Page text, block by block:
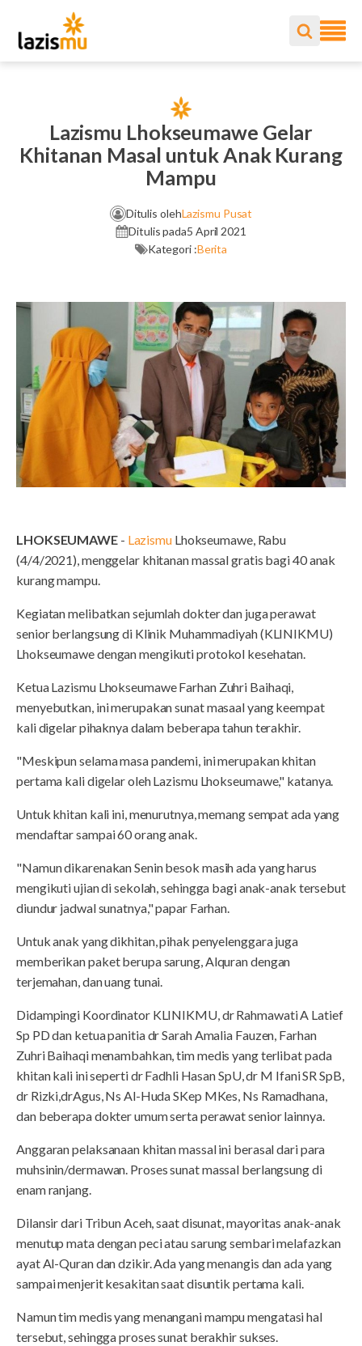
Lazismu Lhokseumawe Gelar
Khitanan Masal untuk Anak Kurang
Mampu
Ditulis olehLazismu Pusat
Ditulis pada5 April 2021
Kategori :Berita
LHOKSEUMAWE- LazismuLhokseumawe, Rabu
(4/4/2021), menggelar khitanan massal gratis bagi 40 anak
kurang mampu.
Kegiatan melibatkan sejumlah dokter dan juga perawat
senior berlangsung di Klinik Muhammadiyah (KLINIKMU)
Lhokseumawe dengan mengikuti protokol kesehatan.
Ketua Lazismu Lhokseumawe Farhan Zuhri Baihaqi,
menyebutkan, ini merupakan sunat masaal yang keempat
kali digelar pihaknya dalam beberapa tahun terakhir.
"Meskipun selama masa pandemi, ini merupakan khitan
pertama kali digelar oleh Lazismu Lhokseumawe," katanya.
Untuk khitan kali ini, menurutnya, memang sempat ada yang
mendaftar sampai 60 orang anak.
"Namun dikarenakan Senin besok masih ada yang harus
mengikuti ujian di sekolah, sehingga bagi anak-anak tersebut
diundur jadwal sunatnya," papar Farhan.
Untuk anak yang dikhitan, pihak penyelenggara juga
memberikan paket berupa sarung, Alquran dengan
terjemahan, dan uang tunai.
Didampingi Koordinator KLINIKMU, dr Rahmawati A Latief
Sp PD dan ketua panitia dr Sarah Amalia Fauzen, Farhan
Zuhri Baihaqi menambahkan, tim medis yang terlibat pada
khitan kali ini seperti dr Fadhli Hasan SpU, dr M Ifani SR SpB,
dr Rizki,drAgus, Ns Al-Huda SKep MKes, Ns Ramadhana,
dan beberapa dokter umum serta perawat senior lainnya.
Anggaran pelaksanaan khitan massal ini berasal dari para
muhsinin/dermawan. Proses sunat massal berlangsung di
enam ranjang.
Dilansir dari Tribun Aceh, saat disunat, mayoritas anak-anak
menutup mata dengan peci atau sarung sembari melafazkan
ayat Al-Quran dan dzikir. Ada yang menangis dan ada yang
sampai menjerit kesakitan saat disuntik pertama kali.
Namun tim medis yang menangani mampu mengatasi hal
tersebut, sehingga proses sunat berakhir sukses.